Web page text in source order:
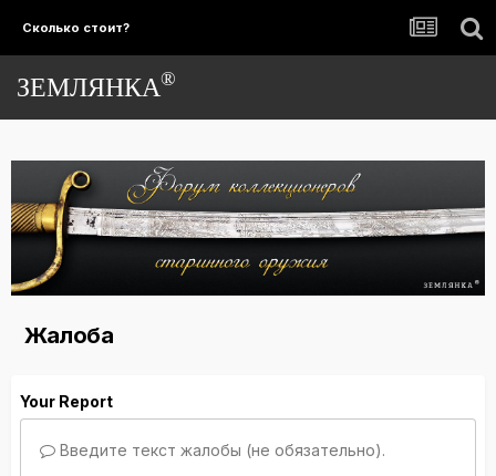
Сколько стоит?
ЗЕМЛЯНКА®
Жалоба
Your Report
Введите текст жалобы (не обязательно).